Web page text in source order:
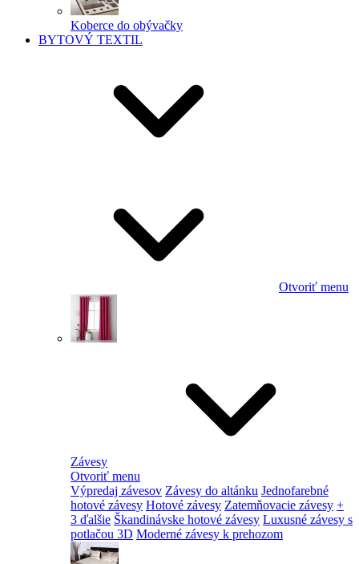
Koberce do obývačky
BYTOVÝ TEXTIL
Otvoriť menu
Závesy
Otvoriť menu
Výpredaj závesov Závesy do altánku Jednofarebné
hotové závesy Hotové závesy Zatemňovacie závesy +
3 ďalšie Škandinávske hotové závesy Luxusné závesy s
potlačou 3D Moderné závesy k prehozom